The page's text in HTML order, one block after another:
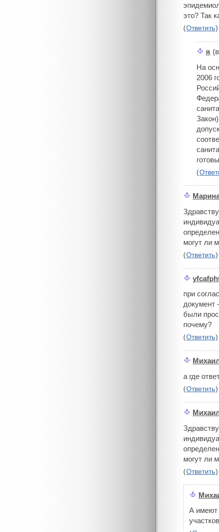
это? Так
(Ответить)
#я
На
2006
(
#
могут ли
(Ответить)
#
при
документ
были
почему?
(Ответить)
#
а где
(Ответить)
#
могут ли
(Ответить)
А имеют